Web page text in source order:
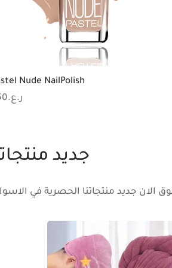
Nude NailPolish
ر.ع.
جديد
الان جديد منتجاتنا الحصرية في